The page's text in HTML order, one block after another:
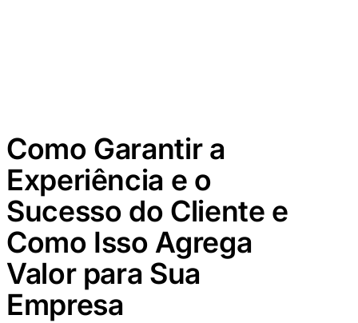
Como Garantir a
Experiência e o
Sucesso do Cliente e
Como Isso Agrega
Valor para Sua
Empresa